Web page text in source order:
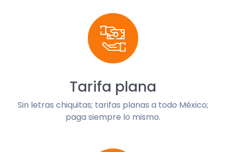
Tarifa plana
Sin letras chiquitas; tarifas planas a todo México;
paga siempre lo mismo.